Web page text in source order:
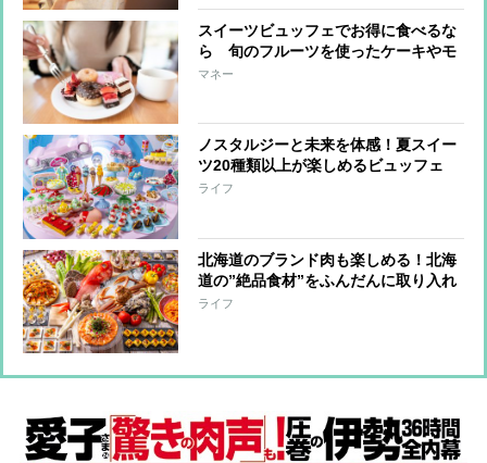
スイーツビュッフェでお得に食べるな
ら 旬のフルーツを使ったケーキやモ
ンブランを選ぶべし
マネー
ノスタルジーと未来を体感！夏スイー
ツ20種類以上が楽しめるビュッフェ
『スイーツ・タイムマシーン』
ライフ
北海道のブランド肉も楽しめる！北海
道の”絶品食材”をふんだんに取り入れ
たランチビュッフェ
ライフ